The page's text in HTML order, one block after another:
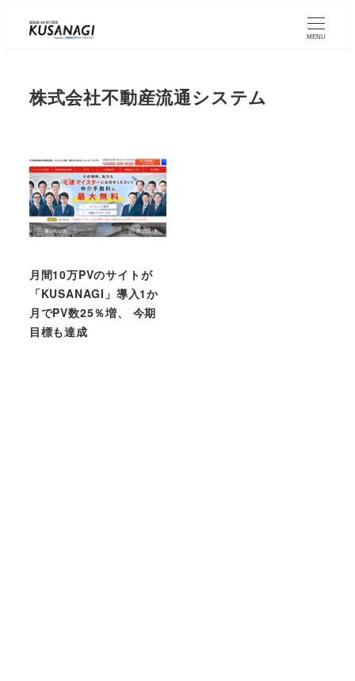
Skip
MENU
株式会社不動産流通システム
月間10万PVのサイトが
「KUSANAGI」導入1か
月でPV数25％増、 今期
目標も達成